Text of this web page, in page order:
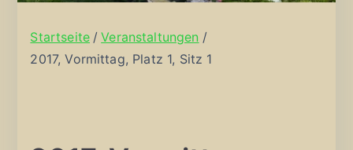
Startseite
Veranstaltungen
2017, Vormittag, Platz 1, Sitz 1